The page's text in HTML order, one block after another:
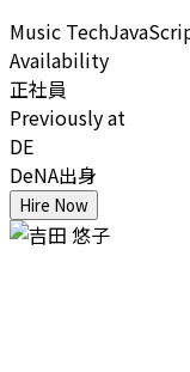
Music Tech
Availability
正社員
Previously at
DE
DeNA出身
Hire Now